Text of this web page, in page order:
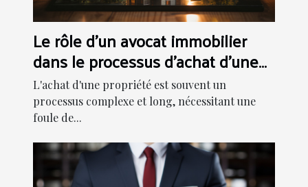
Le rôle d'un avocat immobilier
dans le processus d'achat d'une
propriété
L'achat d'une propriété est souvent un
processus complexe et long, nécessitant une
foule de...